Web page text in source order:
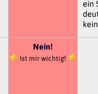
ein
Nein!
Ist mir wichtig!